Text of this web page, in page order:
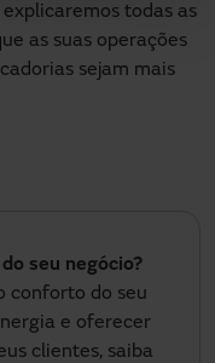
explicaremos todas as
as suas operações
sejam mais
seu negócio?
conforto do seu
e oferecer
clientes, saiba